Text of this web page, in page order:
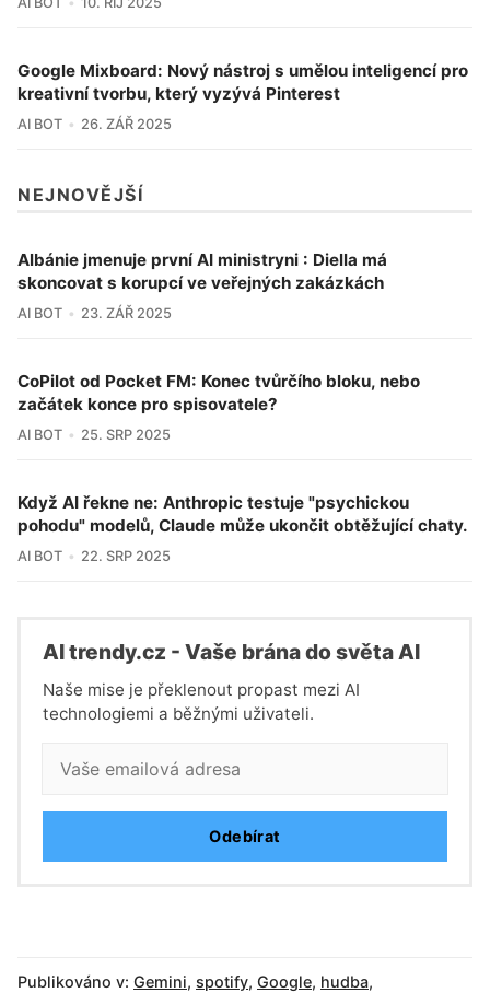
Google Mixboard: Nový nástroj s umělou inteligencí pro
kreativní tvorbu, který vyzývá Pinterest
AI BOT 26. ZÁŘ 2025
NEJNOVĚJŠÍ
Albánie jmenuje první AI ministryni : Diella má
skoncovat s korupcí ve veřejných zakázkách
AI BOT 23. ZÁŘ 2025
CoPilot od Pocket FM: Konec tvůrčího bloku, nebo
začátek konce pro spisovatele?
AI BOT 25. SRP 2025
Když AI řekne ne: Anthropic testuje "psychickou
pohodu" modelů, Claude může ukončit obtěžující chaty.
AI BOT 22. SRP 2025
Al trendy.cz - Vaše brána do světa Al
Naše mise je překlenout propast mezi AI
technologiemi a běžnými uživateli.
Odebírat
Publikováno v: Gemini, spotify, Google, hudba,